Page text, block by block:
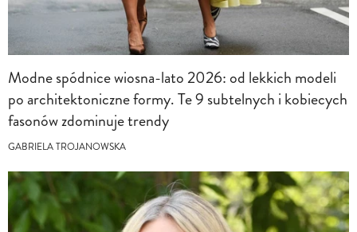
Modne spódnice wiosna-lato 2026: od lekkich modeli
po architektoniczne formy. Te 9 subtelnych i kobiecych
fasonów zdominuje trendy
GABRIELA TROJANOWSKA